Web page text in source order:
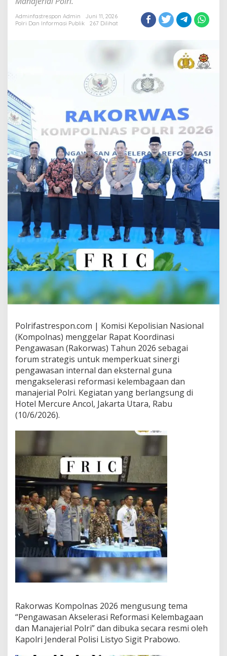
Hadiri
Rakorwas
Adminfastrespon Admin
Juni 11, 2026
Polri Dan Informasi Publik
267 Dilihat
Polrifastrespon.com | Komisi Kepolisian Nasional
(Kompolnas) menggelar Rapat Koordinasi
Pengawasan (Rakorwas) Tahun 2026 sebagai
forum strategis untuk memperkuat sinergi
pengawasan internal dan eksternal guna
mengakselerasi reformasi kelembagaan dan
manajerial Polri. Kegiatan yang berlangsung di
Hotel Mercure Ancol, Jakarta Utara, Rabu
(10/6/2026).
Rakorwas Kompolnas 2026 mengusung tema
“Pengawasan Akselerasi Reformasi Kelembagaan
dan Manajerial Polri” dan dibuka secara resmi oleh
Kapolri Jenderal Polisi Listyo Sigit Prabowo.